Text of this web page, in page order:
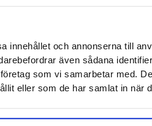
innehållet och annonserna till
även sådana
som vi samarbetar med.
eller som de har samlat in när